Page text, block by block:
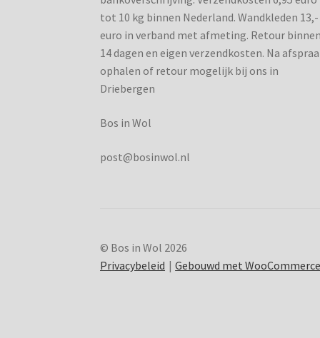
tot 10 kg binnen Nederland. Wandkleden 13,-
euro in verband met afmeting. Retour binnen
14 dagen en eigen verzendkosten. Na
ophalen of retour mogelijk bij ons in
Driebergen
Bos in Wol
post@bosinwol.nl
© Bos in Wol 2026
Privacybeleid
Gebouwd met WooCommerce